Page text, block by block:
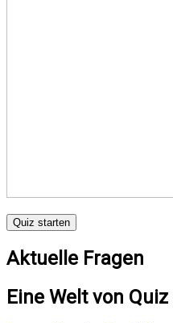
Quiz starten
Aktuelle Fragen
Eine Welt von Quiz